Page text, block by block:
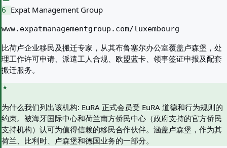
6 Expat Management Group
www.expatmanagementgroup.com/luxembourg
比荷卢企业移民及搬迁专家，从其布鲁塞尔办公室覆盖卢森堡，处
理工作许可申请、派遣工人合规、欧盟蓝卡、领事签证申报及配套
搬迁服务。
为什么我们列出该机构: EuRA 正式会员受 EuRA 道德和行为规则的
约束。被海牙国际中心和荷兰南方侨民中心（政府支持的官方侨民
支持机构）认可为值得信赖的移民合作伙伴。涵盖卢森堡，作为其
荷兰、比利时、卢森堡和德国业务的一部分。